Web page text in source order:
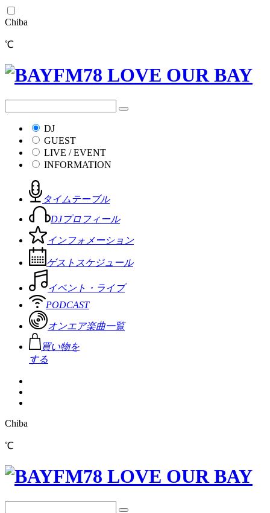
Chiba
℃
DJ
GUEST
LIVE / EVENT
INFORMATION
タイムテーブル
DJプロフィール
インフォメーション
ゲストスケジュール
イベント・ライブ
PODCAST
オンエア楽曲一覧
買い物を
する
Chiba
℃